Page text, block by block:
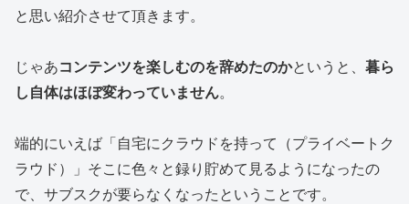
と思い紹介させて頂きます。
じゃあコンテンツを楽しむのを辞めたのかというと、 暮ら
し自体はほぼ変わっていません。
端的にいえば「自宅にクラウドを持って（プライベートク
ラウド）」そこに色々と録り貯めて見るようになったの
で、サブスクが要らなくなったということです。